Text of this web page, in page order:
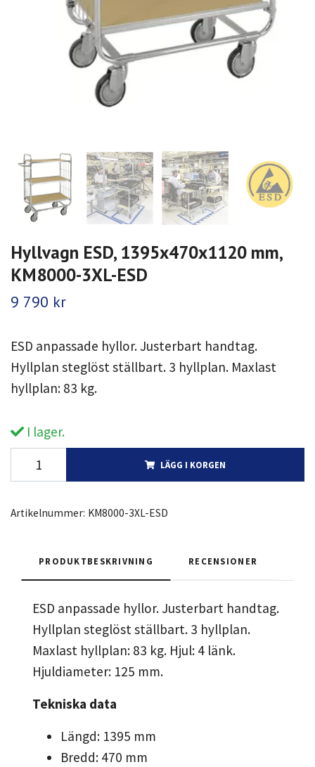
Hyllvagn ESD, 1395x470x1120 mm,
KM8000-3XL-ESD
9 790 kr
ESD anpassade hyllor. Justerbart handtag.
Hyllplan steglöst ställbart. 3 hyllplan. Maxlast
hyllplan: 83 kg.
I lager.
LÄGG I KORGEN
Artikelnummer: KM8000-3XL-ESD
PRODUKTBESKRIVNING RECENSIONER
ESD anpassade hyllor. Justerbart handtag.
Hyllplan steglöst ställbart. 3 hyllplan.
Maxlast hyllplan: 83 kg. Hjul: 4 länk.
Hjuldiameter: 125 mm.
Tekniska data
Längd: 1395 mm
Bredd: 470 mm